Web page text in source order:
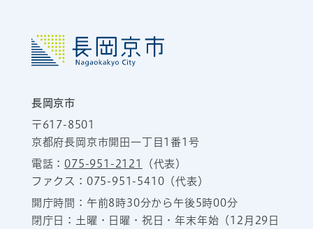
長岡京市
〒617-8501
京都府長岡京市開田一丁目1番1号
電話：075-951-2121
（代表）
ファクス：075-951-5410（代表）
開庁時間：午前8時30分から午後5時00分
閉庁日：土曜・日曜・祝日・年末年始（12月29日